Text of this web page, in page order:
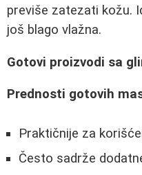
previše zatezati kožu.
još blago vlažna.
Gotovi proizvodi sa
Prednosti gotovih
Praktičnije za
Često sadrže